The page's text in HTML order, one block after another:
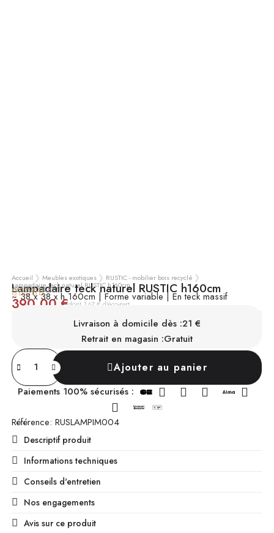
Accueil Meubles exotiques RUSTIC - mobilier bois recyclé
Lampadaire teck naturel RUSTIC h160cm
Lampadaire teck naturel RUSTIC h160cm

voir tous les avis
~ 38 x 38 x h 160cm | Forme variable | En teck massif
390,00 €dont 1,67 € d'éco-partTTC
SUR COMMANDE
Chez vous sous 4 à 6 mois
Livraison à domicile dès :21 €
Retrait en magasin :Gratuit
Ajouter au panier
Paiements 100% sécurisés :
Référence RUSLAMPIM004
Descriptif produit
Informations techniques
Conseils d'entretien
Nos engagements
Avis sur ce produit